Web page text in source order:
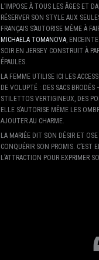
L’IMPOSE À TOUS LES ÂGES ET
RÉSERVER SON STYLE AUX
FRANÇAIS S’AUTORISE MÊME À
MICHAELA TOMANOVA,
SOIR EN JERSEY CONSTRUIT À
ÉPAULES.
LA FEMME UTILISE ICI LES
DE VOLUPTÉ : DES SACS
STILETTOS VERTIGINEUX, DES
ELLE S’AUTORISE MÊME LES
AJOUTER AU CHARME.
LA MARIÉE DIT SON DÉSIR ET
CONQUÉRIR SON PROMIS. C’EST
L’ATTRACTION POUR EXPRIMER